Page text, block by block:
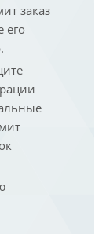
заказ
его